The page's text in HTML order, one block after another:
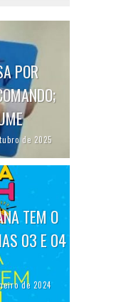
POR
de 2025
TEM O
03 E 04
de 2024